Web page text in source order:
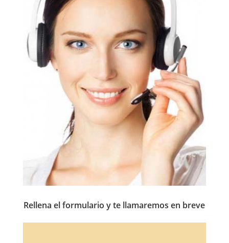
Rellena el formulario y te llamaremos en breve